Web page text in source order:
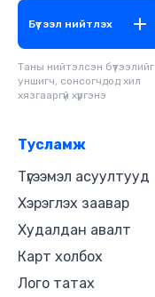
Бүтээл нийтлэх
Таны нийтэлсэн бүтээлийг
уншигч, сонсогчдод хил
хязгааргүй хүргэнэ
Тусламж
Түгээмэл асуултууд
Хэрэглэх заавар
Худалдан авалт
Карт холбох
Лого татах